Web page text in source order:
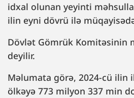
idxal olunan yeyinti
ilin eyni dövrü ilə
Dövlət Gömrük Komitəsinin
deyilir.
Məlumata görə, 2024-cü ilin
ölkəyə 773 milyon 337 min